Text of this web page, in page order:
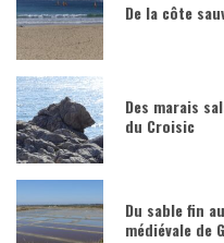
De la côte
Des marais
du Croisic
Du sable fin
médiévale de